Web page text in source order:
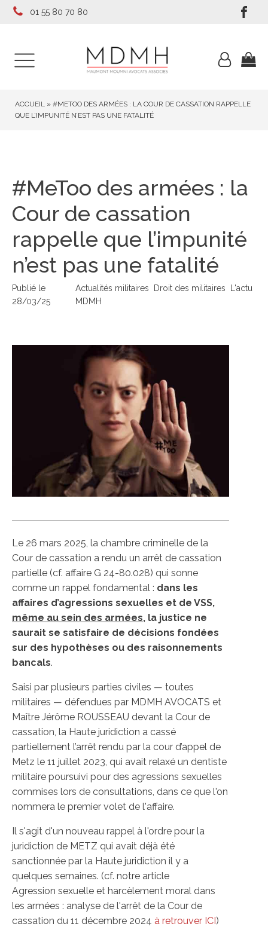
01 55 80 70 80
ACCUEIL » #METOO DES ARMÉES : LA COUR DE CASSATION RAPPELLE
QUE L’IMPUNITÉ N’EST PAS UNE FATALITÉ
#MeToo des armées : la
Cour de cassation
rappelle que l’impunité
n’est pas une fatalité
Publié le
28/03/25
Actualités militaires Droit des militaires
L'actu
MDMH
Le 26 mars 2025, la chambre criminelle de la
Cour de cassation a rendu un arrêt de cassation
partielle (cf. affaire G 24-80.028) qui sonne
comme un rappel fondamental : dans les
affaires d’agressions sexuelles et de VSS,
même au sein des armées, la justice ne
saurait se satisfaire de décisions fondées
sur des hypothèses ou des raisonnements
bancals.
Saisi par plusieurs parties civiles — toutes
militaires — défendues par MDMH AVOCATS et
Maître Jérôme ROUSSEAU devant la Cour de
cassation, la Haute juridiction a cassé
partiellement l’arrêt rendu par la cour d’appel de
Metz le 11 juillet 2023, qui avait relaxé un dentiste
militaire poursuivi pour des agressions sexuelles
commises lors de consultations, dans ce que l'on
nommera le premier volet de l'affaire.
Il s'agit d'un nouveau rappel à l'ordre pour la
juridiction de METZ qui avait déjà été
sanctionnée par la Haute juridiction il y a
quelques semaines. (cf. notre article
Agression sexuelle et harcèlement moral dans
les armées : analyse de l'arrêt de la Cour de
cassation du 11 décembre 2024 à retrouver ICI)